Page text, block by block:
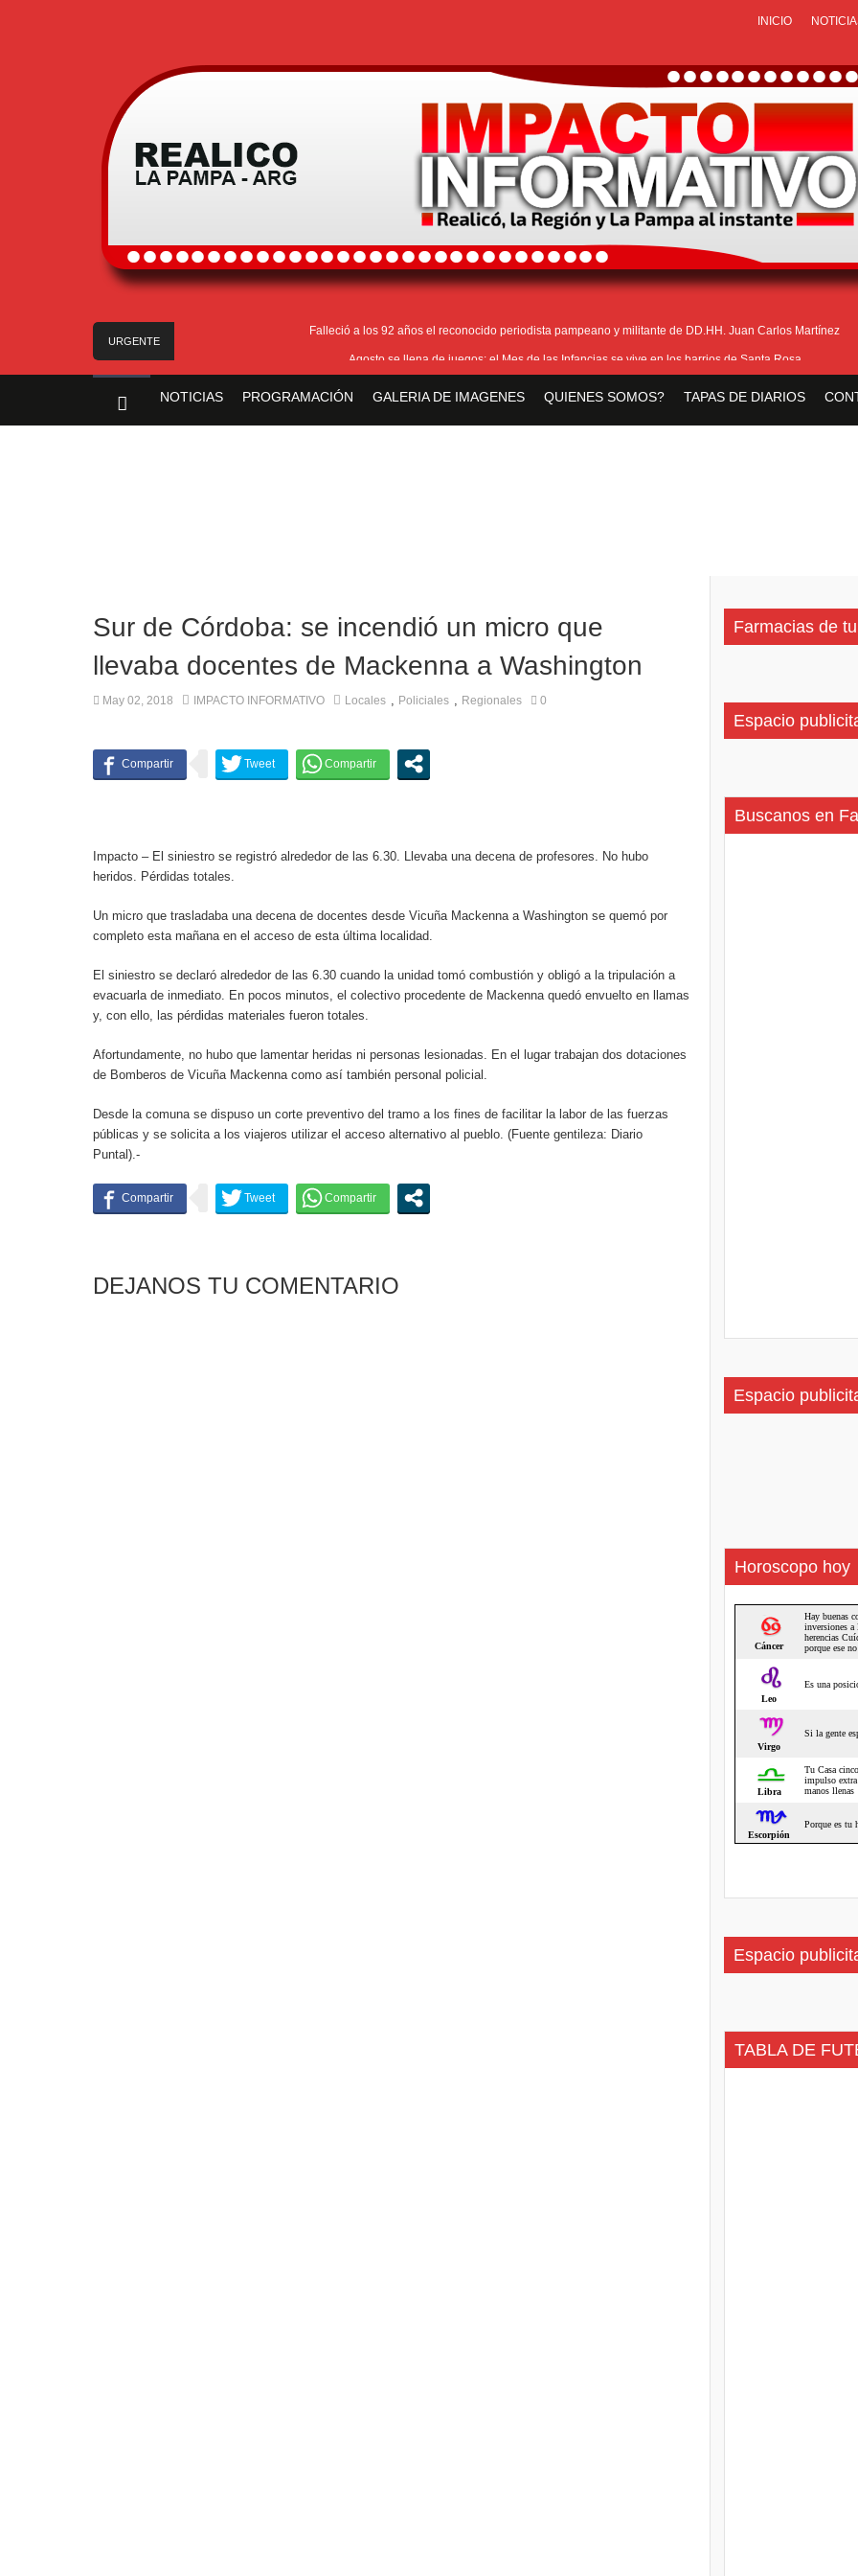
INICIO
URGENTE
Falleció a los 92 años el reconocido periodista pampeano y militante de DD.HH. Juan Carlos Martínez
Agosto se llena de juegos: el Mes de las Infancias se vive en los barrios de Santa Rosa
Realicó: avanzan los preparativos y la actualización de datos para adjudicar las 25 viviendas del IPAV
NOTICIAS PROGRAMACIÓN GALERIA DE IMAGENES QUIENES SOMOS? TAPAS DE DIARIOS
Sur de Córdoba: se incendió un micro que
llevaba docentes de Mackenna a Washington
May 02, 2018 IMPACTO INFORMATIVO Locales , Policiales , Regionales 0
Impacto – El siniestro se registró alrededor de las 6.30. Llevaba una decena de profesores. No hubo
heridos. Pérdidas totales.
Un micro que trasladaba una decena de docentes desde Vicuña Mackenna a Washington se quemó por
completo esta mañana en el acceso de esta última localidad.
El siniestro se declaró alrededor de las 6.30 cuando la unidad tomó combustión y obligó a la tripulación a
evacuarla de inmediato. En pocos minutos, el colectivo procedente de Mackenna quedó envuelto en llamas
y, con ello, las pérdidas materiales fueron totales.
Afortundamente, no hubo que lamentar heridas ni personas lesionadas. En el lugar trabajan dos dotaciones
de Bomberos de Vicuña Mackenna como así también personal policial.
Desde la comuna se dispuso un corte preventivo del tramo a los fines de facilitar la labor de las fuerzas
públicas y se solicita a los viajeros utilizar el acceso alternativo al pueblo. (Fuente gentileza: Diario
Puntal).-
DEJANOS TU COMENTARIO
Farmacias de
Espacio
Buscanos en
Espacio
Horoscopo hoy
Espacio
TABLA DE